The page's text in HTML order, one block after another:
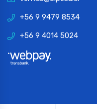
+56 9 9479 8534
+56 9 4014 5024